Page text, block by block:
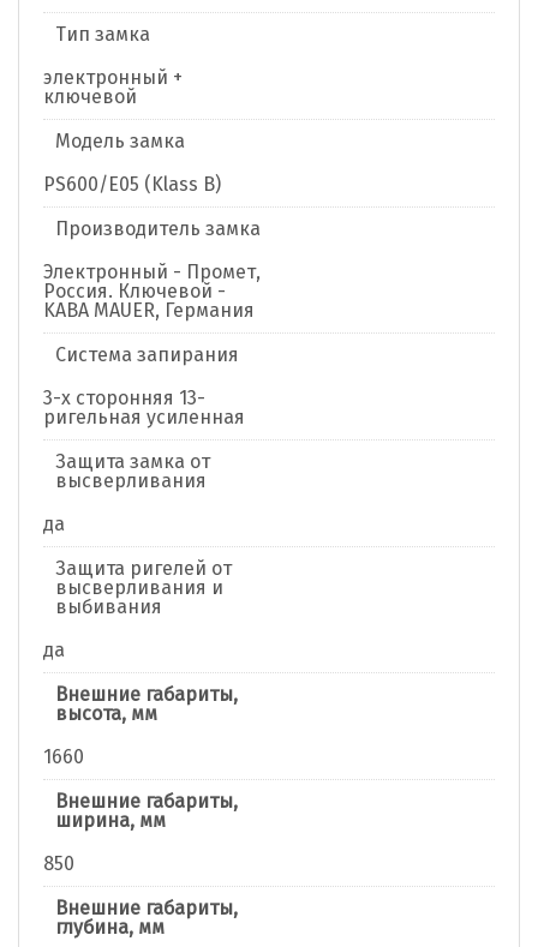
Тип замка
электронный +
ключевой
Модель замка
PS600/E05 (Klass B)
Производитель замка
Электронный - Промет,
Россия. Ключевой -
KABA MAUER, Германия
Система запирания
3-х сторонняя 13-
ригельная усиленная
Защита замка от
высверливания
да
Защита ригелей от
высверливания и
выбивания
да
Внешние габариты,
высота, мм
1660
Внешние габариты,
ширина, мм
850
Внешние габариты,
глубина, мм